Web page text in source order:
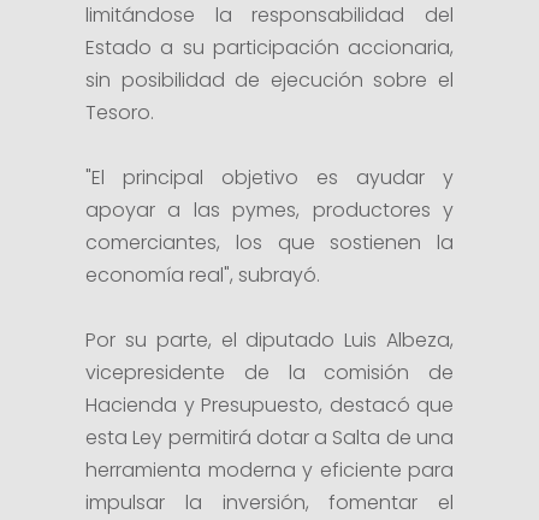
limitándose la responsabilidad del
Estado a su participación accionaria,
sin posibilidad de ejecución sobre el
Tesoro.
"El principal objetivo es ayudar y
apoyar a las pymes, productores y
comerciantes, los que sostienen la
economía real", subrayó.
Por su parte, el diputado Luis Albeza,
vicepresidente de la comisión de
Hacienda y Presupuesto, destacó que
esta Ley permitirá dotar a Salta de una
herramienta moderna y eficiente para
impulsar la inversión, fomentar el